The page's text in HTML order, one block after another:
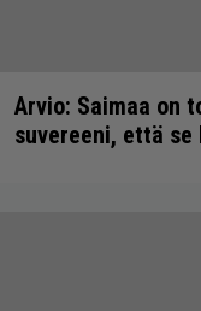
Arvio: Saimaa on
suvereeni, että